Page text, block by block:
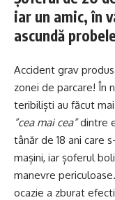
iar un amic, în
ascundă
Accident grav
zonei de parcare! În
teribiliști au făcut
”cea mai cea”dintre
tânăr de 18 ani care
mașini, iar șoferul
manevre
ocazie a zburat